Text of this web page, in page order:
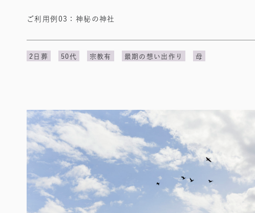
ご利用例03：神秘の神社
2日葬 50代 宗教有 最期の想い出作り 母